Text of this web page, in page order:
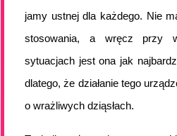
jamy ustnej dla każdego. Nie
stosowania, a wręcz przy
sytuacjach jest ona jak
dlatego, że działanie tego
o wrażliwych dziąsłach.